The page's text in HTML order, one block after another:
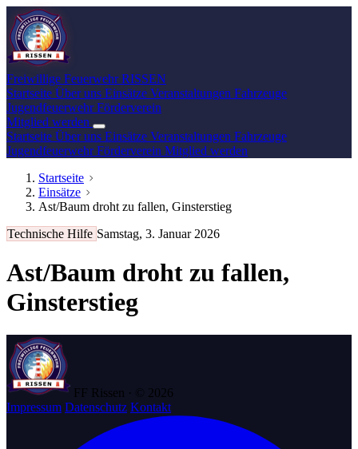
Freiwillige Feuerwehr RISSEN
Startseite Über uns Einsätze Veranstaltungen Fahrzeuge
JugendfeuerwehrFörderverein
Mitglied werden
Startseite Über uns Einsätze Veranstaltungen Fahrzeuge
JugendfeuerwehrFörderverein Mitglied werden
Startseite
Einsätze
Ast/Baum droht zu fallen, Ginsterstieg
Technische Hilfe Samstag, 3. Januar 2026
Ast/Baum droht zu fallen,
Ginsterstieg
FF Rissen · © 2026
Impressum Datenschutz Kontakt